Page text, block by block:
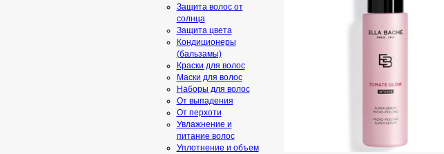
Защита волос от
солнца
Защита цвета
Кондиционеры
(бальзамы)
Краски для волос
Маски для волос
Наборы для волос
От выпадения
От перхоти
Увлажнение и
питание волос
Уплотнение и объем